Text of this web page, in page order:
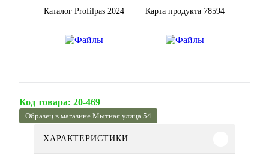
Каталог Profilpas 2024 Карта продукта 78594
Код товара: 20-469
Образец в магазине Мытная улица 54
ХАРАКТЕРИСТИКИ